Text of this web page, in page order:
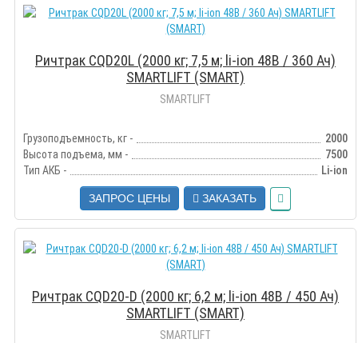
Ричтрак CQD20L (2000 кг; 7,5 м; li-ion 48В / 360 Ач)
SMARTLIFT (SMART)
SMARTLIFT
Грузоподъемность, кг -
2000
Высота подъема, мм -
7500
Тип АКБ -
Li-ion
ЗАПРОС ЦЕНЫ ЗАКАЗАТЬ
Ричтрак CQD20-D (2000 кг; 6,2 м; li-ion 48В / 450 Ач)
SMARTLIFT (SMART)
SMARTLIFT